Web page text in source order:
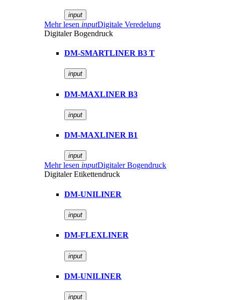
input
Mehr lesen inputDigitale Veredelung
Digitaler Bogendruck
DM-SMARTLINER B3 T
input
DM-MAXLINER B3
input
DM-MAXLINER B1
input
Mehr lesen inputDigitaler Bogendruck
Digitaler Etikettendruck
DM-UNILINER
input
DM-FLEXLINER
input
DM-UNILINER
input